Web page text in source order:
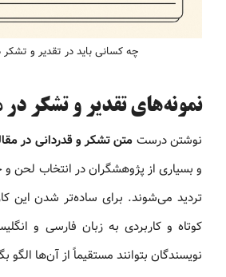
چه کسانی باید در تقدیر و
نمونه‌های تقدیر و تشکر در
نوشتن درست متن تشکر و قدردانی در
و بسیاری از پژوهشگران در انتخاب لحن
تردید می‌شوند. برای ساده‌تر شدن این
کوتاه و کاربردی به زبان فارسی و
نویسندگان بتوانند مستقیماً از آن‌ها الگو